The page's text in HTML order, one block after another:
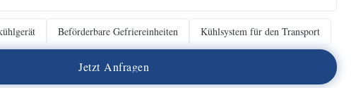
Beförderbare Gefriereinheiten Kühlsystem für den Transport
Jetzt Anfragen